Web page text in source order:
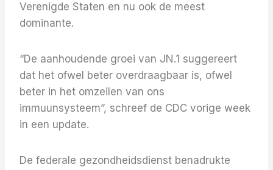
Verenigde Staten en nu ook de meest
dominante.
“De aanhoudende groei van JN.1 suggereert
dat het ofwel beter overdraagbaar is, ofwel
beter in het omzeilen van ons
immuunsysteem”, schreef de CDC vorige week
in een update.
De federale gezondheidsdienst benadrukte